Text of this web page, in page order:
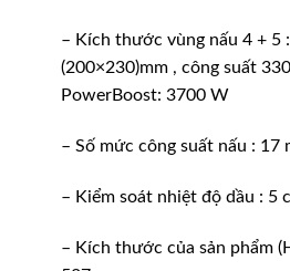
– Kích thước vùng nấu 4 + 5
(200×230)mm , công suất
PowerBoost: 3700 W
– Số mức công suất nấu : 17
– Kiểm soát nhiệt độ dầu : 5
– Kích thước của sản phẩm